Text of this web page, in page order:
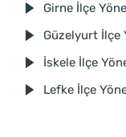
Girne İlçe
Güzelyurt İlçe
İskele İlçe
Lefke İlçe